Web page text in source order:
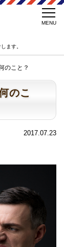
ます。
のこと？
のこ
2017.07.23